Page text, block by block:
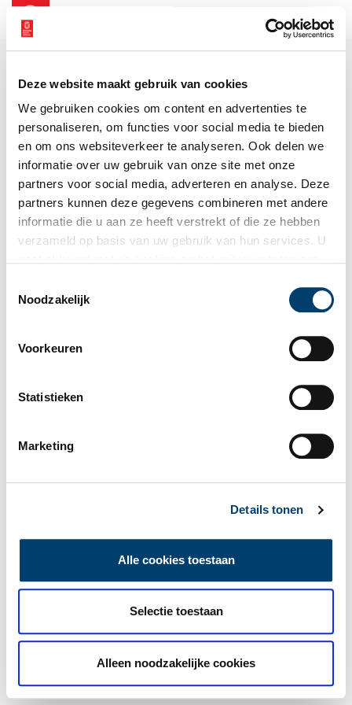
Deze website maakt gebruik van cookies
We gebruiken cookies om content en advertenties te
personaliseren, om functies voor social media te bieden
en om ons websiteverkeer te analyseren. Ook delen we
informatie over uw gebruik van onze site met onze
partners voor social media, adverteren en analyse. Deze
partners kunnen deze gegevens combineren met andere
informatie die u aan ze heeft verstrekt of die ze hebben
verzameld op basis van uw gebruik van hun services. U
Noodzakelijk
Voorkeuren
Statistieken
Marketing
Details tonen
Alle cookies toestaan
Selectie toestaan
Alleen noodzakelijke cookies